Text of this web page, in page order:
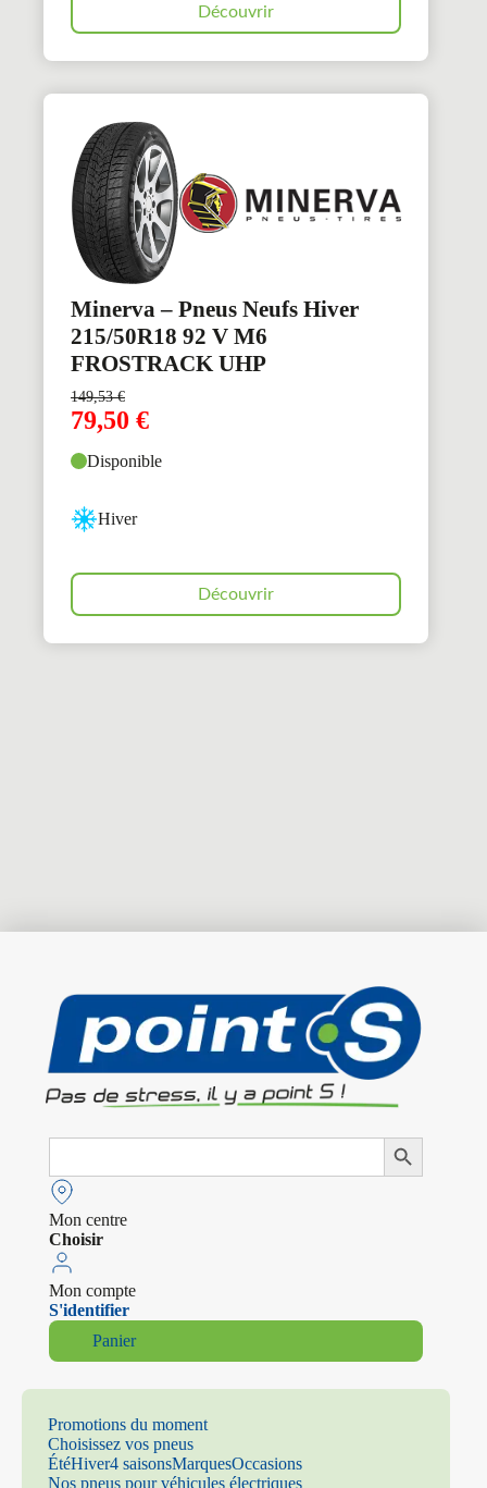
Découvrir
Minerva – Pneus Neufs Hiver
215/50R18 92 V M6
FROSTRACK UHP
149,53€
79,50 €
Disponible
Hiver
Découvrir
Search
Search Button
Mon centre
Choisir
Mon compte
S'identifier
Panier
Promotions du moment
Choisissez vos pneus
ÉtéHiver4 saisonsMarquesOccasions
Nos pneus pour véhicules électriques